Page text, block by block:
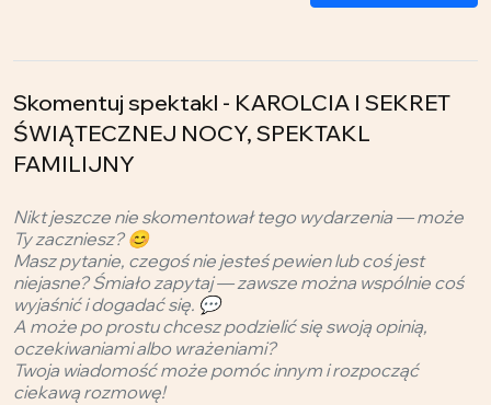
Skomentuj spektakl - KAROLCIA I SEKRET
ŚWIĄTECZNEJ NOCY, SPEKTAKL
FAMILIJNY
Nikt jeszcze nie skomentował tego wydarzenia — może
Ty zaczniesz? 😊
Masz pytanie, czegoś nie jesteś pewien lub coś jest
niejasne? Śmiało zapytaj — zawsze można wspólnie coś
wyjaśnić i dogadać się. 💬
A może po prostu chcesz podzielić się swoją opinią,
oczekiwaniami albo wrażeniami?
Twoja wiadomość może pomóc innym i rozpocząć
ciekawą rozmowę!